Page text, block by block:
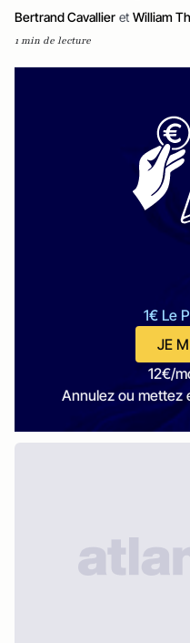
Bertrand Cavallier et William
1 min de lecture
1€ Le
JE
12€/
Annulez ou mettez